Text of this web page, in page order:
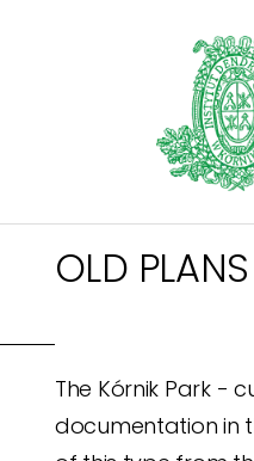
OLD
The Kórnik Park -
documentation in